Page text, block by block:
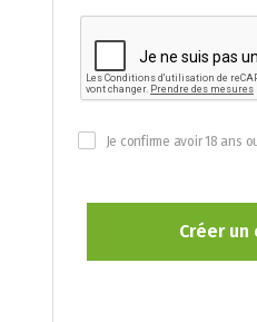
Je confirme avoir 18 ans